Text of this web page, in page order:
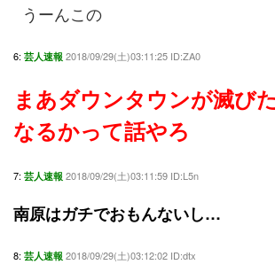
うーんこの
6: 芸人速報 2018/09/29(土)03:11:25 ID:ZA0
まあダウンタウンが滅び
なるかって話やろ
7: 芸人速報 2018/09/29(土)03:11:59 ID:L5n
南原はガチでおもんないし…
8: 芸人速報 2018/09/29(土)03:12:02 ID:dtx